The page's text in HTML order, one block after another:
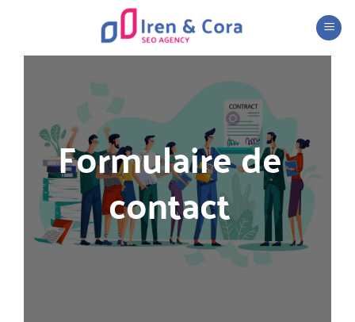
Formulaire de
contact